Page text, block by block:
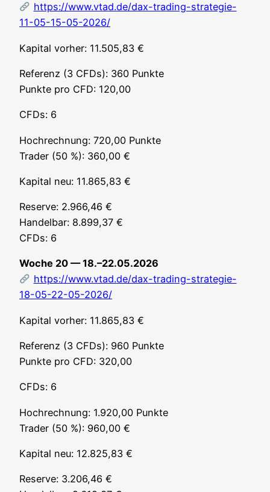
https://www.vtad.de/dax-trading-strategie-
11-05-15-05-2026/
Kapi­tal vor­her: 11.505,83 €
Refe­renz (3 CFDs): 360 Punk­te
Punk­te pro CFD: 120,00
CFDs: 6
Hoch­rech­nung: 720,00 Punk­te
Trader (50 %): 360,00 €
Kapi­tal neu: 11.865,83 €
Reser­ve: 2.966,46 €
Han­del­bar: 8.899,37 €
CFDs: 6
Woche 20 — 18.–22.05.2026
https://www.vtad.de/dax-trading-strategie-
18-05-22-05-2026/
Kapi­tal vor­her: 11.865,83 €
Refe­renz (3 CFDs): 960 Punk­te
Punk­te pro CFD: 320,00
CFDs: 6
Hoch­rech­nung: 1.920,00 Punk­te
Trader (50 %): 960,00 €
Kapi­tal neu: 12.825,83 €
Reser­ve: 3.206,46 €